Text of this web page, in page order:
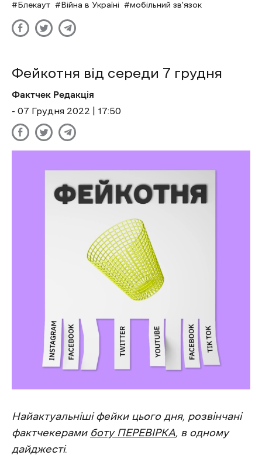
Блекаут Війна в Україні мобільний зв'язок
Фейкотня від середи 7 грудня
Фактчек Редакція
- 07 Грудня 2022 | 17:50
Найактуальніші фейки цього дня, розвінчані
фактчекерами боту ПЕРЕВІРКА, в одному
дайджесті.